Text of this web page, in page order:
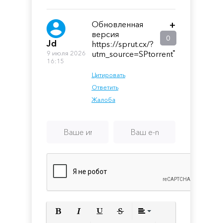
Jd
9 июля 2026
16:15
Обновленная
версия
https://sprut.cx/?
utm_source=SPtorrent
Цитировать
Ответить
Жалоба
+
0
-